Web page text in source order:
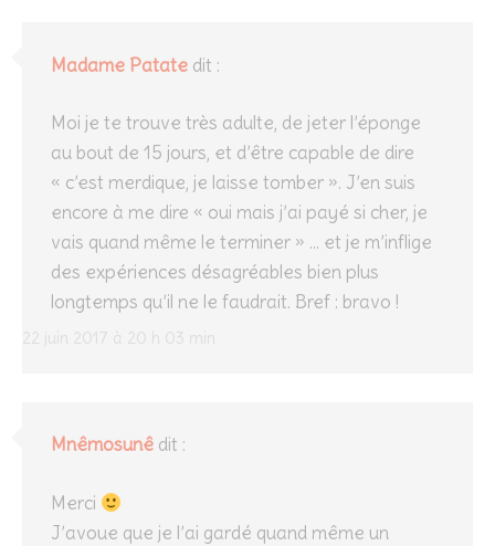
Madame Patate dit :
22 juin 2017 à 20 h 03 min
Moi je te trouve très adulte, de jeter l’éponge
au bout de 15 jours, et d’être capable de dire
« c’est merdique, je laisse tomber ». J’en suis
encore à me dire « oui mais j’ai payé si cher, je
vais quand même le terminer » … et je m’inflige
des expériences désagréables bien plus
longtemps qu’il ne le faudrait. Bref : bravo !
Mnêmosunê dit :
Merci
J’avoue que je l’ai gardé quand même un